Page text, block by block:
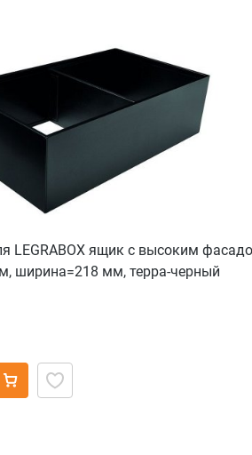
LEGRABOX ящик с высоким
ширина=218 мм, терра-черный